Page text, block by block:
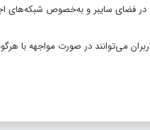
در فضای سایبر و به‌خصوص شبکه‌های
می‌توانند در صورت مواجهه با